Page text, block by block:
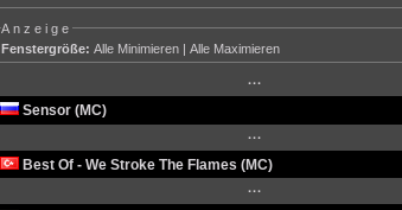
Anzeige
Fenstergröße: Alle Minimieren |Alle Maximieren
···
Sensor (MC)
···
Best Of - We Stroke The Flames (MC)
···